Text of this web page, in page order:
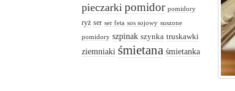
pieczarki pomidor pomidory
ryż ser ser feta sos sojowy suszone
pomidory szpinak szynka truskawki
ziemniaki śmietana śmietanka